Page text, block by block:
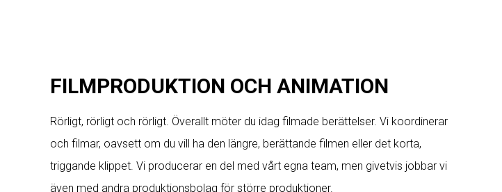
FILMPRODUKTION OCH ANIMATION
Rörligt, rörligt och rörligt. Överallt möter du idag filmade berättelser. Vi koordinerar
och filmar, oavsett om du vill ha den längre, berättande filmen eller det korta,
triggande klippet. Vi producerar en del med vårt egna team, men givetvis jobbar vi
även med andra produktionsbolag för större produktioner.